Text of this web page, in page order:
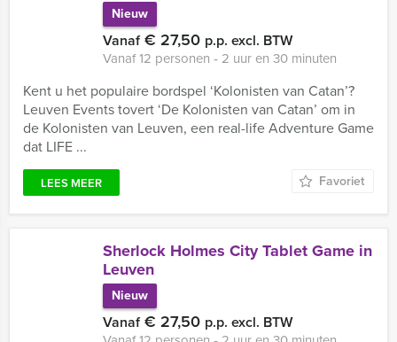
Nieuw
Vanaf€ 27,50 p.p. excl. BTW
Vanaf 12 personen ‐ 2 uur en 30 minuten
Kent u het populaire bordspel ‘Kolonisten van Catan’?
Leuven Events tovert ‘De Kolonisten van Catan’ om in
de Kolonisten van Leuven, een real-life Adventure Game
dat LIFE ...
LEES MEER Favoriet
Sherlock Holmes City Tablet Game in
Leuven
Nieuw
Vanaf€ 27,50 p.p. excl. BTW